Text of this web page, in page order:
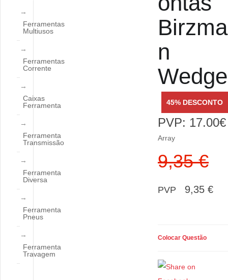
Birzma
n
Wedge
45% DESCONTO
PVP: 17.00€
Array
9,35 €
PVP 9,35 €
Colocar Questão
Ferramentas
Multiusos
Ferramentas
Corrente
Caixas
Ferramenta
Ferramenta
Transmissão
Ferramenta
Diversa
Ferramenta
Pneus
Ferramenta
Travagem